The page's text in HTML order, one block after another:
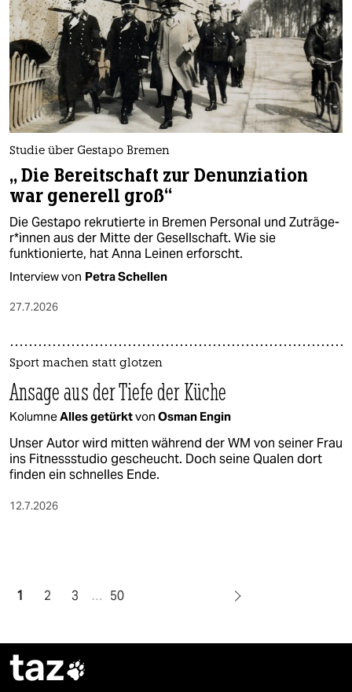
Studie über Gestapo Bremen
„ Die Bereitschaft zur Denunziation
war generell groß“
Die Gestapo rekrutierte in Bremen Personal und Zu­trä­ge­
r*in­nen aus der Mitte der Gesellschaft. Wie sie
funktionierte, hat Anna Leinen erforscht.
Interview von Petra Schellen
27.7.2026
Sport machen statt glotzen
Ansage aus der Tiefe der Küche
KolumneAlles getürktvon Osman Engin
Unser Autor wird mitten während der WM von seiner Frau
ins Fitnessstudio gescheucht. Doch seine Qualen dort
finden ein schnelles Ende.
12.7.2026
1 2 3 … 50
taz